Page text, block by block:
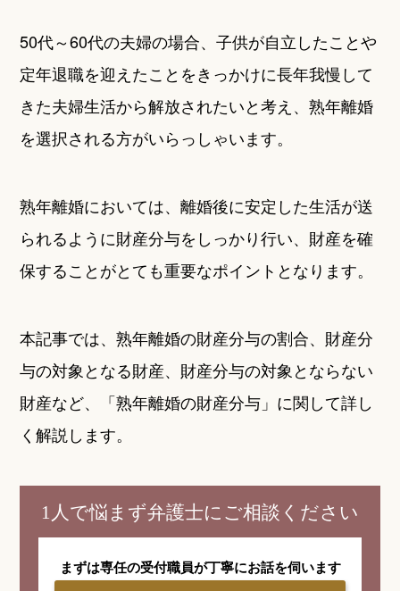
50代～60代の夫婦の場合、子供が自立したことや
定年退職を迎えたことをきっかけに長年我慢して
きた夫婦生活から解放されたいと考え、熟年離婚
を選択される方がいらっしゃいます。
熟年離婚においては、離婚後に安定した生活が送
られるように財産分与をしっかり行い、財産を確
保することがとても重要なポイントとなります。
本記事では、熟年離婚の財産分与の割合、財産分
与の対象となる財産、財産分与の対象とならない
財産など、「熟年離婚の財産分与」に関して詳し
く解説します。
1人で悩まず弁護士にご相談ください
まずは専任の受付職員が丁寧にお話を伺います